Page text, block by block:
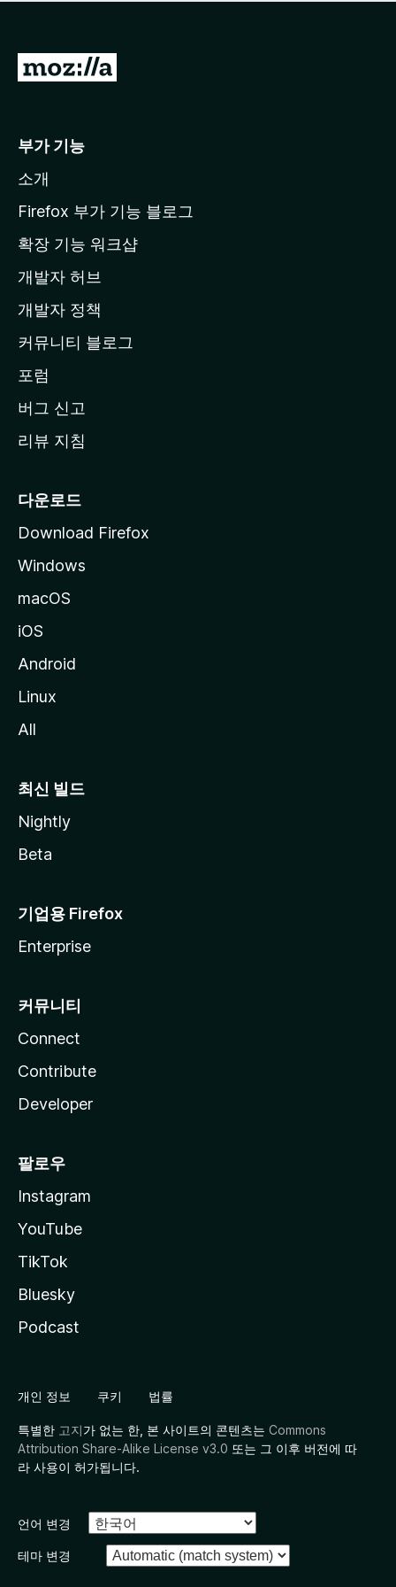
점
습
니
M
l
a
페
이
지
이
동
부가 기능
소개
Firefox 부가 기능 블로그
확장 기능 워크샵
개발자 허브
개발자 정책
커뮤니티 블로그
포럼
버그 신고
리뷰 지침
다운로드
Download Firefox
Windows
macOS
iOS
Android
Linux
All
최신 빌드
Nightly
Beta
기업용 Firefox
Enterprise
커뮤니티
Connect
Contribute
Developer
팔로우
Instagram
YouTube
TikTok
Bluesky
Podcast
개인 정보 쿠키 법률
특별한 고지가 없는 한, 본 사이트의 콘텐츠는 Commons
Attribution Share-Alike License v3.0 또는 그 이후 버전에 따
라 사용이 허가됩니다.
언어 변경
테마 변경